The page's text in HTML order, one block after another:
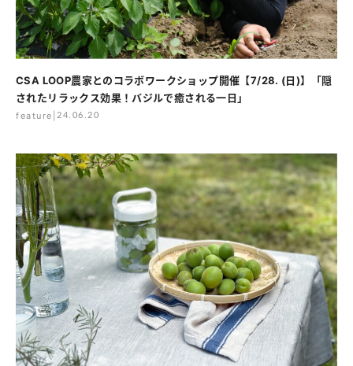
CSA LOOP農家とのコラボワークショップ開催【7/28. (日)】「隠
されたリラックス効果！バジルで癒される一日」
feature 24.06.20